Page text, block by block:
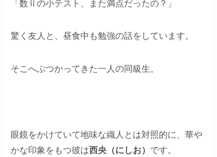
「数Ⅱの小テスト、また満点だったの？」
驚く友人と、昼食中も勉強の話をしています。
そこへぶつかってきた一人の同級生。
眼鏡をかけていて地味な織人とは対照的に、華や
かな印象をもつ彼は西央（にしお） です。